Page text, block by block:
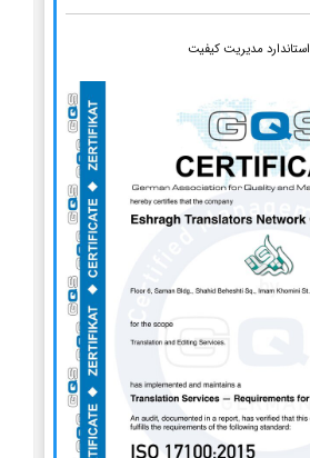
استاندارد مدیریت کیفیت